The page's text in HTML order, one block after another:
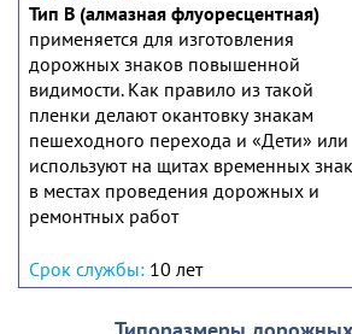
Тип В (алмазная флуоресцентная)
применяется для изготовления
дорожных знаков повышенной
видимости. Как правило из такой
пленки делают окантовку знакам
пешеходного перехода и «Дети» или
используют на щитах временных
в местах проведения дорожных и
ремонтных работ
10 лет